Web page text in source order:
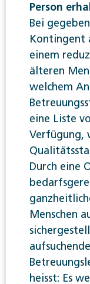
Person
Bei
Kontingent
einem
älteren
welchem
eine Liste
Verfügung,
Durch eine
Menschen
heisst: Es